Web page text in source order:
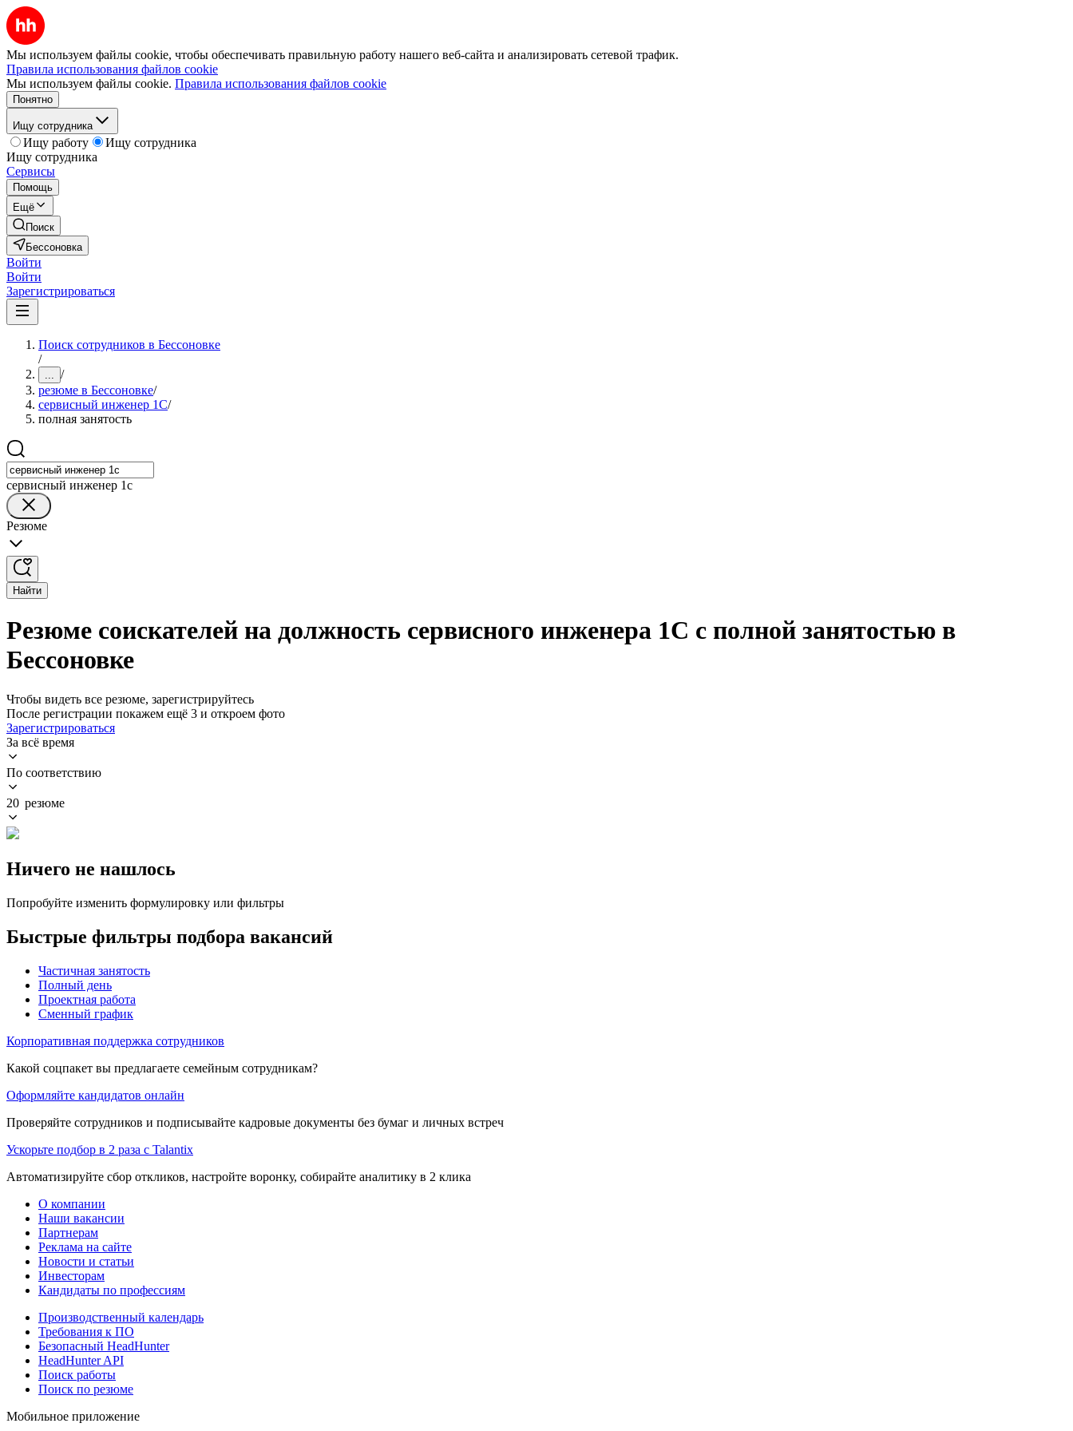
Мы используем файлы cookie, чтобы обеспечивать правильную работу нашего веб-сайта и анализировать сетевой трафик.
Правила использования файлов cookie
Мы используем файлы cookie. Правила использования файлов cookie
Понятно
Ищу сотрудника
Ищу работу
Ищу сотрудника
Ищу сотрудника
Сервисы
Помощь
Ещё
Поиск
Бессоновка
Войти
Войти
Зарегистрироваться
Поиск сотрудников в Бессоновке
/
... /
резюме в Бессоновке/
сервисный инженер 1С/
полная занятость
сервисный инженер 1с
Резюме
Найти
Резюме соискателей на должность сервисного инженера 1С с полной занятостью в
Бессоновке
Чтобы видеть все резюме, зарегистрируйтесь
После регистрации покажем ещё 3 и откроем фото
Зарегистрироваться
За всё время
По соответствию
20 резюме
Ничего не нашлось
Попробуйте изменить формулировку или фильтры
Быстрые фильтры подбора вакансий
Частичная занятость
Полный день
Проектная работа
Сменный график
Корпоративная поддержка сотрудников
Какой соцпакет вы предлагаете семейным сотрудникам?
Оформляйте кандидатов онлайн
Проверяйте сотрудников и подписывайте кадровые документы без бумаг и личных встреч
Ускорьте подбор в 2 раза с Talantix
Автоматизируйте сбор откликов, настройте воронку, собирайте аналитику в 2 клика
О компании
Наши вакансии
Партнерам
Реклама на сайте
Новости и статьи
Инвесторам
Кандидаты по профессиям
Производственный календарь
Требования к ПО
Безопасный HeadHunter
HeadHunter API
Поиск работы
Поиск по резюме
Мобильное приложение